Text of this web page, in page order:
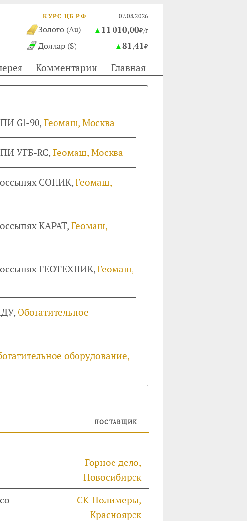
КУРС ЦБ РФ 07.08.2026
Золото (Au) ▲ 11 010,00₽/г
Доллар ($) ▲81,41₽
Комментарии Главная
Gl-90, Геомаш, Москва
УГБ-RC, Геомаш, Москва
СОНИК, Геомаш,
КАРАТ, Геомаш,
ГЕОТЕХНИК, Геомаш,
Обогатительное
оборудование,
ПОСТАВЩИК
Горное дело,
Новосибирск
СК-Полимеры,
Красноярск